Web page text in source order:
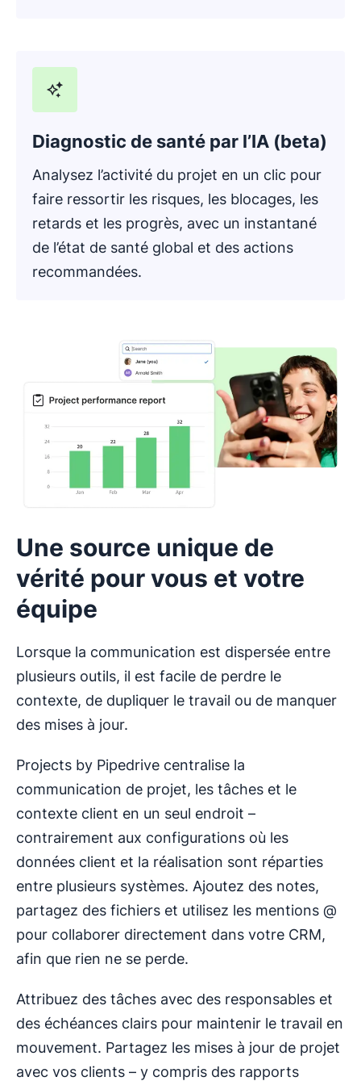
Diagnostic de santé par l’IA (beta)
Analysez l’activité du projet en un clic pour
faire ressortir les risques, les blocages, les
retards et les progrès, avec un instantané
de l’état de santé global et des actions
recommandées.
Une source unique de
vérité pour vous et votre
équipe
Lorsque la communication est dispersée entre
plusieurs outils, il est facile de perdre le
contexte, de dupliquer le travail ou de manquer
des mises à jour.
Projects by Pipedrive centralise la
communication de projet, les tâches et le
contexte client en un seul endroit –
contrairement aux configurations où les
données client et la réalisation sont réparties
entre plusieurs systèmes. Ajoutez des notes,
partagez des fichiers et utilisez les mentions @
pour collaborer directement dans votre CRM,
afin que rien ne se perde.
Attribuez des tâches avec des responsables et
des échéances clairs pour maintenir le travail en
mouvement. Partagez les mises à jour de projet
avec vos clients – y compris des rapports